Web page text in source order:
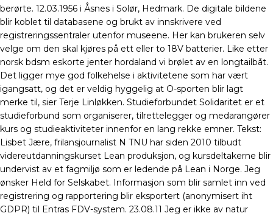
berørte. 12.03.1956 i Åsnes i Solør, Hedmark. De digitale bildene
blir koblet til databasene og brukt av innskrivere ved
registreringssentraler utenfor museene. Her kan brukeren selv
velge om den skal kjøres på ett eller to 18V batterier. Like etter
norsk bdsm eskorte jenter hordaland vi brølet av en longtailbåt.
Det ligger mye god folkehelse i aktivitetene som har vært
igangsatt, og det er veldig hyggelig at O-sporten blir lagt
merke til, sier Terje Linløkken. Studieforbundet Solidaritet er et
studieforbund som organiserer, tilrettelegger og medarangører
kurs og studieaktiviteter innenfor en lang rekke emner. Tekst:
Lisbet Jære, frilansjournalist N TNU har siden 2010 tilbudt
videreutdanningskurset Lean produksjon, og kursdeltakerne blir
undervist av et fagmiljø som er ledende på Lean i Norge. Jeg
ønsker Held for Selskabet. Informasjon som blir samlet inn ved
registrering og rapportering blir eksportert (anonymisert iht
GDPR) til Entras FDV-system. 23.08.11 Jeg er ikke av natur